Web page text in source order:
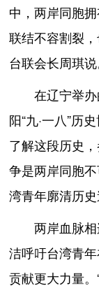
中，两岸同胞
联结不容割裂
台联会长周琪说
在辽宁举办
阳“九·一八”历
了解这段历史
争是两岸同胞
湾青年廓清历史
两岸血脉相
洁呼吁台湾青
贡献更大力量。